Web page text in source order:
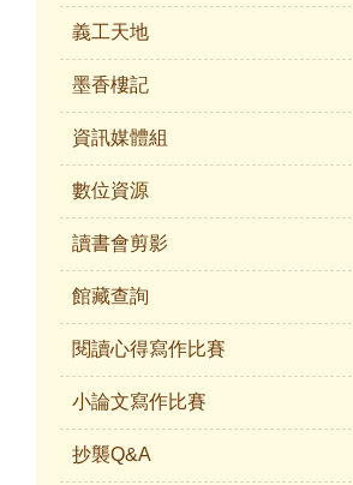
義工天地
墨香樓記
資訊媒體組
數位資源
讀書會剪影
館藏查詢
閱讀心得寫作比賽
小論文寫作比賽
抄襲Q&A